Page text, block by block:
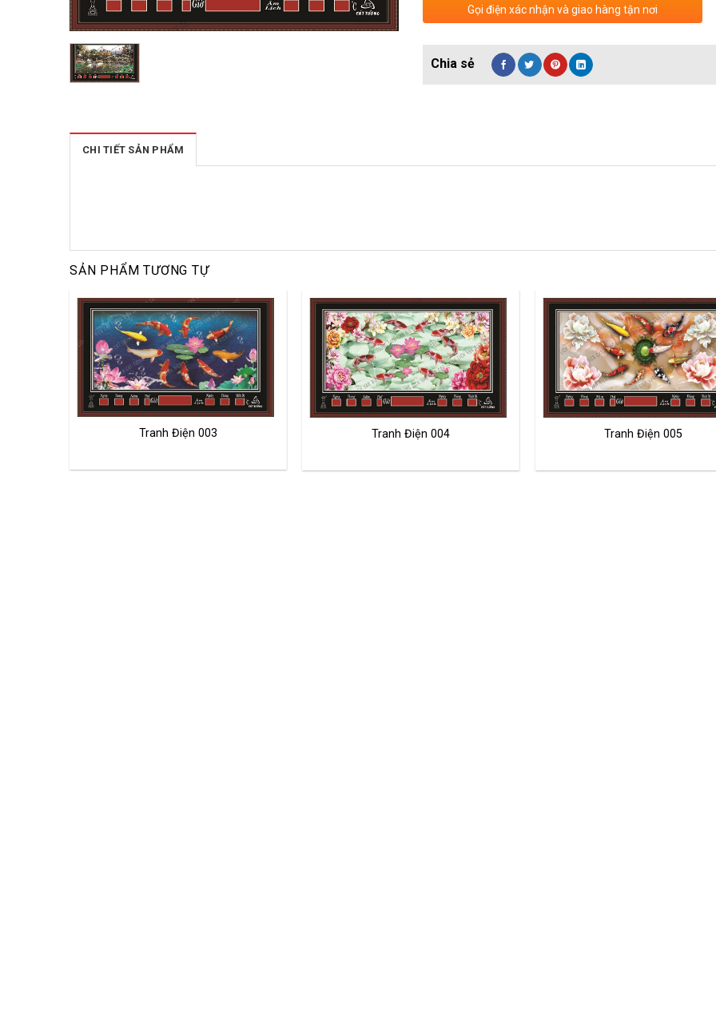
Gọi điện xác nhận và giao hàng tận nơi
CHI TIẾT SẢN PHẨM
SẢN PHẨM TƯƠNG TỰ
Tranh Điện 003 Tranh Điện 004 Tranh Điện 005